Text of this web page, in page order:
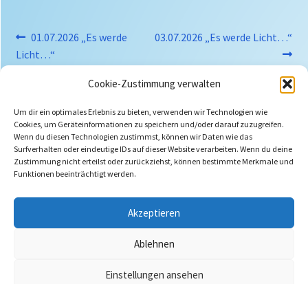
Cookie-Zustimmung verwalten
Um dir ein optimales Erlebnis zu bieten, verwenden wir Technologien wie
Cookies, um Geräteinformationen zu speichern und/oder darauf zuzugreifen.
Wenn du diesen Technologien zustimmst, können wir Daten wie das
Surfverhalten oder eindeutige IDs auf dieser Website verarbeiten. Wenn du deine
Zustimmung nicht erteilst oder zurückziehst, können bestimmte Merkmale und
Funktionen beeinträchtigt werden.
Akzeptieren
Ablehnen
Einstellungen ansehen
Beitragsnavigation
Vorheriger
Beitrag:
01.07.2026 „Es werde
Licht…“
Nächster
03.07.2026 „Es werde Licht…“
Suchen
nach: